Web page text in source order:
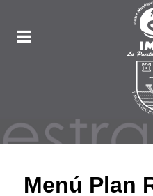
Menú Plan